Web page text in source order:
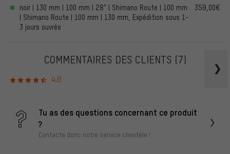
noir | 130 mm | 100 mm | 28" | Shimano Route | 100 mm
| Shimano Route | 100 mm | 130 mm, Expédition sous 1-
3 jours ouvrés
359,00€
COMMENTAIRES DES CLIENTS (7)
4.6
Tu as des questions concernant ce produit
?
Contacte donc notre service clientèle !